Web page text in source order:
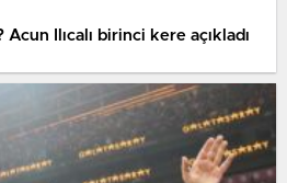
Acun Ilıcalı birinci kere açıkladı